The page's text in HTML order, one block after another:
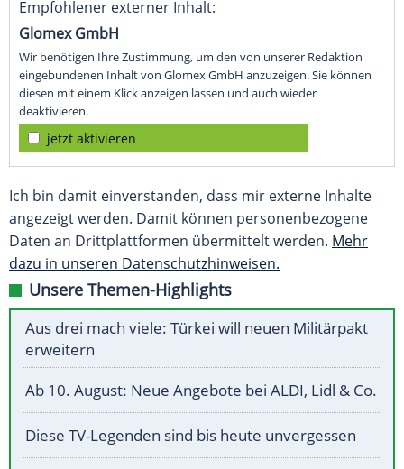
Empfohlener externer Inhalt:
Glomex GmbH
Wir benötigen Ihre Zustimmung, um den von unserer Redaktion
eingebundenen Inhalt von Glomex GmbH anzuzeigen. Sie können
diesen mit einem Klick anzeigen lassen und auch wieder
deaktivieren.
jetzt aktivieren
Ich bin damit einverstanden, dass mir externe Inhalte
angezeigt werden. Damit können personenbezogene
Daten an Drittplattformen übermittelt werden. Mehr
dazu in unseren Datenschutzhinweisen.
Unsere Themen-Highlights
Aus drei mach viele: Türkei will neuen Militärpakt
erweitern
Ab 10. August: Neue Angebote bei ALDI, Lidl & Co.
Diese TV-Legenden sind bis heute unvergessen